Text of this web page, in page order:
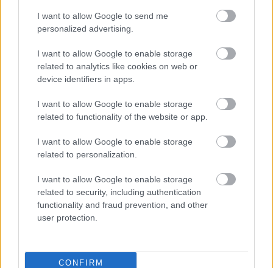
I want to allow Google to send me
personalized advertising.
I want to allow Google to enable storage
related to analytics like cookies on web or
device identifiers in apps.
I want to allow Google to enable storage
related to functionality of the website or app.
I want to allow Google to enable storage
related to personalization.
I want to allow Google to enable storage
related to security, including authentication
functionality and fraud prevention, and other
user protection.
CONFIRM
Σκανδιναβικό bob: Το καρέ που κάνει
τα λεπτά μαλλιά να δείχνουν πιο
πλούσια – Το προτιμούν celebrities